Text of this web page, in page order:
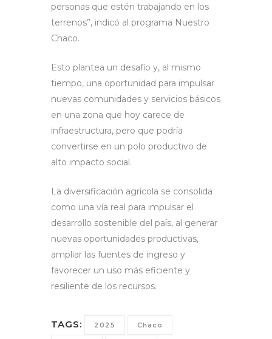
personas que estén trabajando en los
terrenos”, indicó al programa Nuestro
Chaco.
Esto plantea un desafío y, al mismo
tiempo, una oportunidad para impulsar
nuevas comunidades y servicios básicos
en una zona que hoy carece de
infraestructura, pero que podría
convertirse en un polo productivo de
alto impacto social.
La diversificación agrícola se consolida
como una vía real para impulsar el
desarrollo sostenible del país, al generar
nuevas oportunidades productivas,
ampliar las fuentes de ingreso y
favorecer un uso más eficiente y
resiliente de los recursos.
TAGS: 2025 Chaco